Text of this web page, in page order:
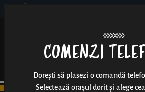
COMENZI
Dorești să plasezi o comandă
Selectează orașul dorit și alege